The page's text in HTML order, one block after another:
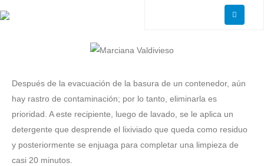
Después de la evacuación de la basura de un contenedor, aún
hay rastro de contaminación; por lo tanto, eliminarla es
prioridad. A este recipiente, luego de lavado, se le aplica un
detergente que desprende el lixiviado que queda como residuo
y posteriormente se enjuaga para completar una limpieza de
casi 20 minutos.